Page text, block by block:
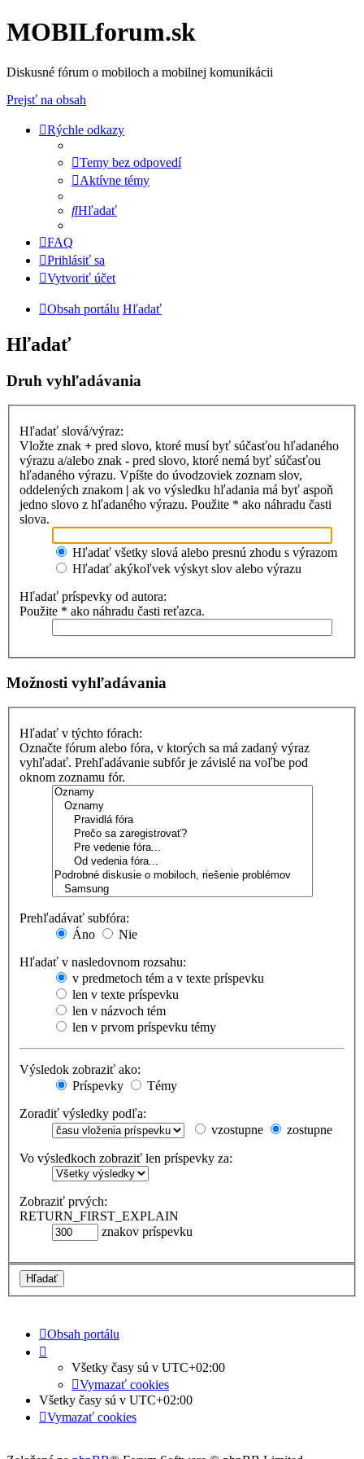
MOBILforum.sk
Diskusné fórum o mobiloch a mobilnej komunikácii
Prejsť na obsah
Rýchle odkazy
Temy bez odpovedí
Aktívne témy
Hľadať
FAQ
Prihlásiť sa
Vytvoriť účet
Obsah portálu Hľadať
Hľadať
Druh vyhľadávania
Hľadať slová/výraz:
Vložte znak + pred slovo, ktoré musí byť súčasťou hľadaného
výrazu a/alebo znak - pred slovo, ktoré nemá byť súčasťou
hľadaného výrazu. Vpíšte do úvodzoviek zoznam slov,
oddelených znakom | ak vo výsledku hľadania má byť aspoň
jedno slovo z hľadaného výrazu. Použite * ako náhradu časti
slova.
Hľadať všetky slová alebo presnú zhodu s výrazom
Hľadať akýkoľvek výskyt slov alebo výrazu
Hľadať príspevky od autora:
Použite * ako náhradu časti reťazca.
Možnosti vyhľadávania
Hľadať v týchto fórach:
Označte fórum alebo fóra, v ktorých sa má zadaný výraz
vyhľadať. Prehľadávanie subfór je závislé na voľbe pod
oknom zoznamu fór.
Prehľadávať subfóra:
Áno
Nie
Hľadať v nasledovnom rozsahu:
v predmetoch tém a v texte príspevku
len v texte príspevku
len v názvoch tém
len v prvom príspevku témy
Výsledok zobraziť ako:
Príspevky
Témy
Zoradiť výsledky podľa:
vzostupne
zostupne
Vo výsledkoch zobraziť len príspevky za:
Zobraziť prvých:
RETURN_FIRST_EXPLAIN
znakov príspevku
Obsah portálu
Všetky časy sú v UTC+02:00
Vymazať cookies
Všetky časy sú v UTC+02:00
Vymazať cookies